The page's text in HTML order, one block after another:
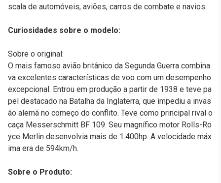
scala de automóveis, aviões, carros de combate e navios.
Curiosidades sobre o modelo:
Sobre o original:
O mais famoso avião britânico da Segunda Guerra combina
va excelentes características de voo com um desempenho
excepcional. Entrou em produção a partir de 1938 e teve pa
pel destacado na Batalha da Inglaterra, que impediu a invas
ão alemã no começo do conflito. Teve como principal rival o
caça Messerschmitt BF 109. Seu magnífico motor Rolls-Ro
yce Merlin desenvolvia mais de 1.400hp. A velocidade máx
ima era de 594km/h.
Sobre o Produto: